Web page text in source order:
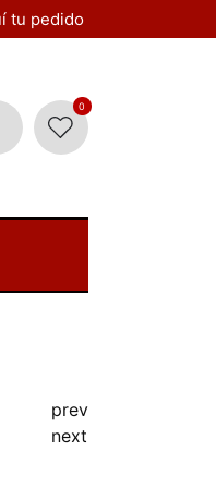
tu pedido
0
prev
next